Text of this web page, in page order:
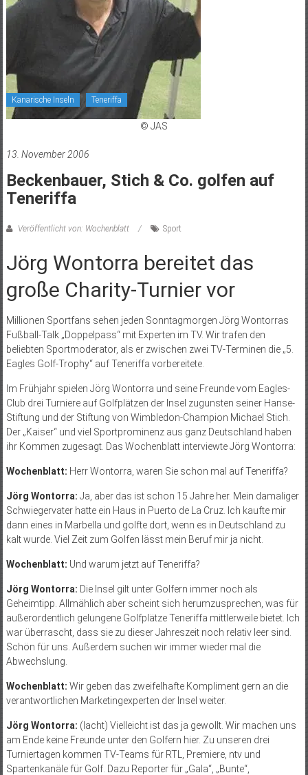
Kanarische Inseln Teneriffa
© JAS
13. November 2006
Beckenbauer, Stich & Co. golfen auf
Teneriffa
Veröffentlicht von: Wochenblatt Sport
Jörg Wontorra bereitet das
große Charity-Turnier vor
Millionen Sportfans sehen jeden Sonntagmorgen Jörg Wontorras
Fußball-Talk „Doppelpass“ mit Experten im TV. Wir trafen den
beliebten Sportmoderator, als er zwischen zwei TV-Terminen die „5.
Eagles Golf-Trophy“ auf Teneriffa vorbereitete.
Im Frühjahr spielen Jörg Wontorra und seine Freunde vom Eagles-
Club drei Turniere auf Golfplätzen der Insel zugunsten seiner Hanse-
Stiftung und der Stiftung von Wimbledon-Champion Michael Stich.
Der „Kaiser“ und viel Sportprominenz aus ganz Deutschland haben
ihr Kommen zugesagt. Das Wochenblatt interviewte Jörg Wontorra:
Wochenblatt: Herr Wontorra, waren Sie schon mal auf Teneriffa?
Jörg Wontorra: Ja, aber das ist schon 15 Jahre her. Mein damaliger
Schwiegervater hatte ein Haus in Puerto de La Cruz. Ich kaufte mir
dann eines in Marbella und golfte dort, wenn es in Deutschland zu
kalt wurde. Viel Zeit zum Golfen lässt mein Beruf mir ja nicht.
Wochenblatt: Und warum jetzt auf Teneriffa?
Jörg Wontorra: Die Insel gilt unter Golfern immer noch als
Geheimtipp. Allmählich aber scheint sich herumzusprechen, was für
außerordentlich gelungene Golfplätze Teneriffa mittlerweile bietet. Ich
war überrascht, dass sie zu dieser Jahreszeit noch relativ leer sind.
Schön für uns. Außerdem suchen wir immer wieder mal die
Abwechslung.
Wochenblatt: Wir geben das zweifelhafte Kompliment gern an die
verantwortlichen Marketingexperten der Insel weiter.
Jörg Wontorra: (lacht) Vielleicht ist das ja gewollt. Wir machen uns
am Ende keine Freunde unter den Golfern hier. Zu unseren drei
Turniertagen kommen TV-Teams für RTL, Premiere, ntv und
Spartenkanäle für Golf. Dazu Reporter für „Gala“, „Bunte“,